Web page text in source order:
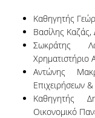
ΜΕΛΗ
Καθηγητής
Βασίλης
Σωκράτης
Χρηματιστήριο
Αντώνης
Επιχειρήσεων
Καθηγητής
Οικονομικό